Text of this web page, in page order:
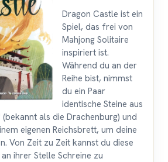
Dragon Castle ist ein
Spiel, das frei von
Mahjong Solitaire
inspiriert ist.
Während du an der
Reihe bist, nimmst
du ein Paar
identische Steine aus
als die Drachenburg) und
eigenen Reichsbrett, um deine
Von Zeit zu Zeit kannst du diese
ihrer Stelle Schreine zu